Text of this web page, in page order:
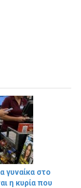
γυναίκα στο
η κυρία που